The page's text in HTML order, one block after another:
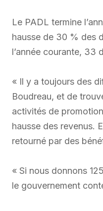
Le PADL termine
hausse de 30 % des
l’année courante, 33
« Il y a toujours des
Boudreau, et de
activités de
hausse des revenus.
retourné par des
« Si nous donnons
le gouvernement